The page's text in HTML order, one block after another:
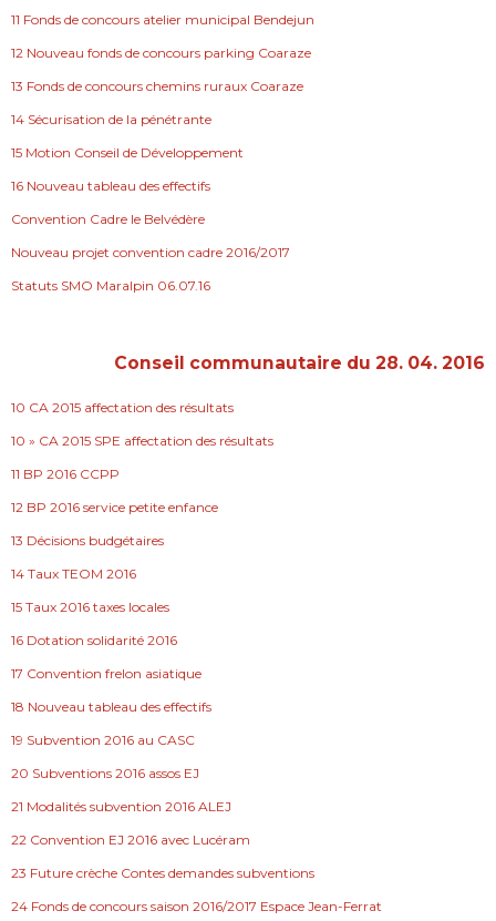
11 Fonds de concours atelier municipal Bendejun
12 Nouveau fonds de concours parking Coaraze
13 Fonds de concours chemins ruraux Coaraze
14 Sécurisation de la pénétrante
15 Motion Conseil de Développement
16 Nouveau tableau des effectifs
Convention Cadre le Belvédère
Nouveau projet convention cadre 2016/2017
Statuts SMO Maralpin 06.07.16
Conseil communautaire du 28. 04. 2016
10 CA 2015 affectation des résultats
10 » CA 2015 SPE affectation des résultats
11 BP 2016 CCPP
12 BP 2016 service petite enfance
13 Décisions budgétaires
14 Taux TEOM 2016
15 Taux 2016 taxes locales
16 Dotation solidarité 2016
17 Convention frelon asiatique
18 Nouveau tableau des effectifs
19 Subvention 2016 au CASC
20 Subventions 2016 assos EJ
21 Modalités subvention 2016 ALEJ
22 Convention EJ 2016 avec Lucéram
23 Future crèche Contes demandes subventions
24 Fonds de concours saison 2016/2017 Espace Jean-Ferrat